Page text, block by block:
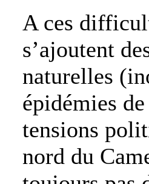
A ces
s’ajoutent
naturelles
épidémies
tensions
nord du